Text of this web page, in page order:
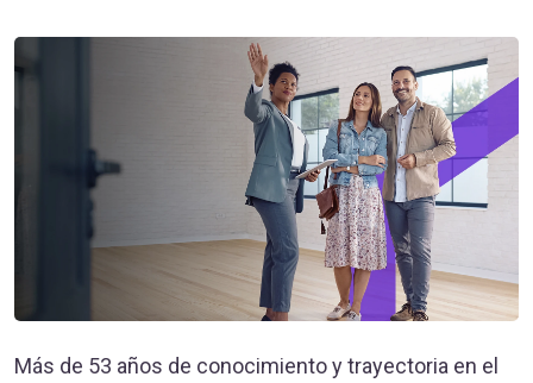
Más de 53 años de conocimiento y trayectoria en el